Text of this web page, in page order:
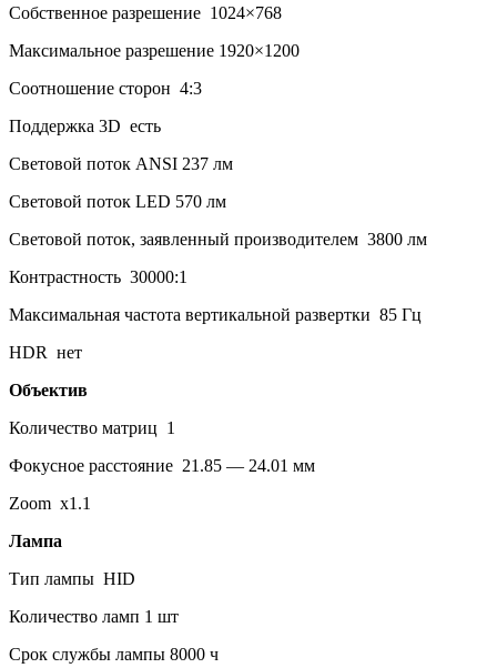
Собственное разрешение 1024×768
Максимальное разрешение 1920×1200
Соотношение сторон 4:3
Поддержка 3D есть
Световой поток ANSI 237 лм
Световой поток LED 570 лм
Световой поток, заявленный производителем 3800 лм
Контрастность 30000:1
Максимальная частота вертикальной развертки 85 Гц
HDR нет
Объектив
Количество матриц 1
Фокусное расстояние 21.85 — 24.01 мм
Zoom x1.1
Лампа
Тип лампы HID
Количество ламп 1 шт
Срок службы лампы 8000 ч